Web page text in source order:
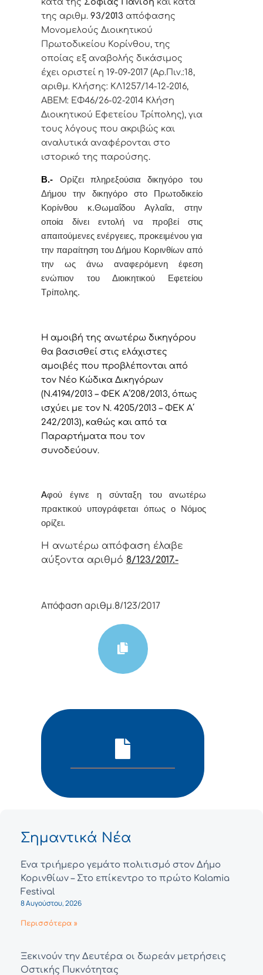
κατά της Σοφίας Πανίδη και κατά
της αριθμ. 93/2013 απόφασης
Μονομελούς Διοικητικού
Πρωτοδικείου Κορίνθου, της
οποίας εξ αναβολής δικάσιμος
έχει οριστεί η 19-09-2017 (Αρ.Πιν.:18,
αριθμ. Κλήσης: ΚΛ1257/14-12-2016,
ΑΒΕΜ: ΕΦ46/26-02-2014 Κλήση
Διοικητικού Εφετείου Τρίπολης), για
τους λόγους που ακριβώς και
αναλυτικά αναφέρονται στο
ιστορικό της παρούσης.
Β.- Ορίζει πληρεξούσια δικηγόρο του
Δήμου την δικηγόρο στο Πρωτοδικείο
Κορίνθου κ.Θωμαΐδου Αγλαΐα, στην
οποία δίνει εντολή να προβεί στις
απαιτούμενες ενέργειες, προκειμένου για
την παραίτηση του Δήμου Κορινθίων από
την ως άνω αναφερόμενη έφεση
ενώπιον του Διοικητικού Εφετείου
Τρίπολης.
Η αμοιβή της ανωτέρω δικηγόρου
θα βασισθεί στις ελάχιστες
αμοιβές που προβλέπονται από
τον Νέο Κώδικα Δικηγόρων
(Ν.4194/2013 – ΦΕΚ Α΄208/2013, όπως
ισχύει με τον Ν. 4205/2013 – ΦΕΚ Α΄
242/2013), καθώς και από τα
Παραρτήματα που τον
συνοδεύουν.
Αφoύ έγιvε η σύvταξη τoυ αvωτέρω
πρακτικoύ υπoγράφεται όπως o Νόμoς
oρίζει.
Η αvωτέρω απόφαση έλαβε
αύξοντα αριθμό 8/123/2017.-
Απόφαση αριθμ.8/123/2017
Σημαντικά Νέα
Ένα τριήμερο γεμάτο πολιτισμό στον Δήμο
Κορινθίων – Στο επίκεντρο το πρώτο Kalamia
Festival
8 Αυγούστου, 2026
Περισσότερα »
Ξεκινούν την Δευτέρα οι δωρεάν μετρήσεις
Οστικής Πυκνότητας